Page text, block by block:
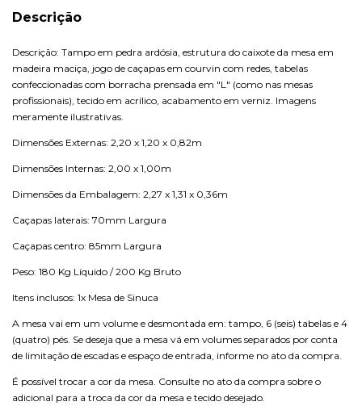
Descrição
Descrição: Tampo em pedra ardósia, estrutura do caixote da mesa em
madeira maciça, jogo de caçapas em courvin com redes, tabelas
confeccionadas com borracha prensada em "L" (como nas mesas
profissionais), tecido em acrílico, acabamento em verniz. Imagens
meramente ilustrativas.
Dimensões Externas: 2,20 x 1,20 x 0,82m
Dimensões Internas: 2,00 x 1,00m
Dimensões da Embalagem: 2,27 x 1,31 x 0,36m
Caçapas laterais: 70mm Largura
Caçapas centro: 85mm Largura
Peso: 180 Kg Líquido / 200 Kg Bruto
Itens inclusos: 1x Mesa de Sinuca
A mesa vai em um volume e desmontada em: tampo, 6 (seis) tabelas e 4
(quatro) pés. Se deseja que a mesa vá em volumes separados por conta
de limitação de escadas e espaço de entrada, informe no ato da compra.
É possível trocar a cor da mesa. Consulte no ato da compra sobre o
adicional para a troca da cor da mesa e tecido desejado.